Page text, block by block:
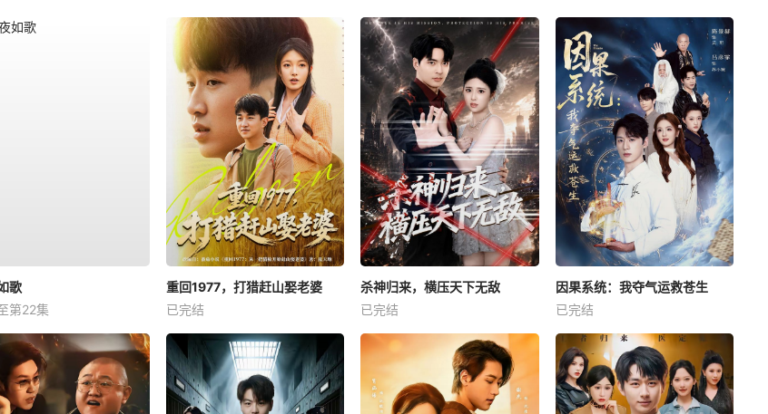
歌
第22集
重回1977，打猎赶山娶老婆
已完结
杀神归来，横压天下无敌
已完结
因果系统：我夺气运救苍生
已完结